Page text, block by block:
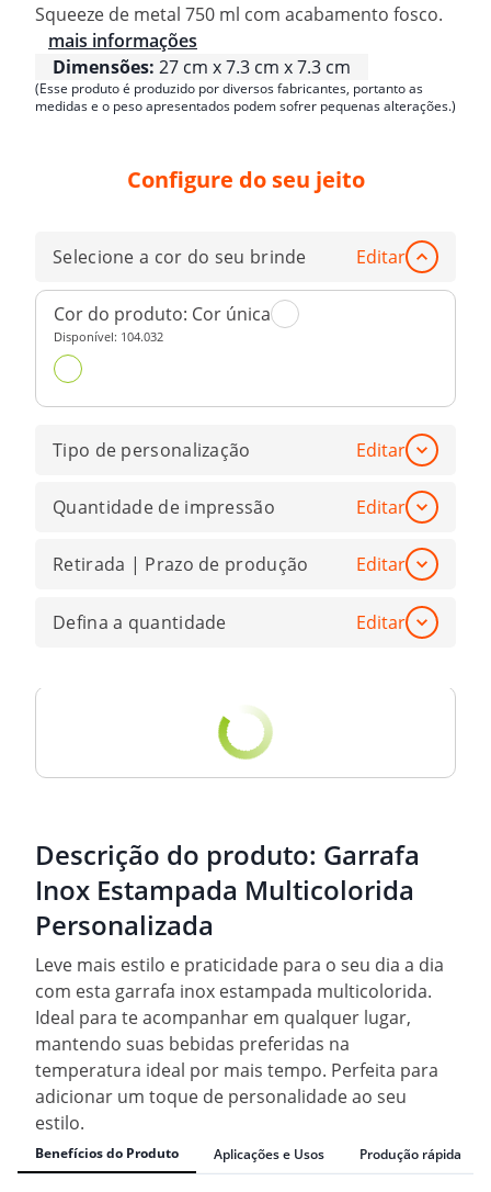
Squeeze de metal 750 ml com acabamento fosco.
mais informações
Dimensões: 27 cm x 7.3 cm x 7.3 cm
(Esse produto é produzido por diversos fabricantes, portanto as
medidas e o peso apresentados podem sofrer pequenas alterações.)
Configure do seu jeito
Selecione a cor do seu brinde Editar
Cor do produto: Cor única
Disponível: 104.032
Tipo de personalização Editar
Quantidade de impressão Editar
Retirada | Prazo de produção Editar
Defina a quantidade Editar
Descrição do produto: Garrafa
Inox Estampada Multicolorida
Personalizada
Leve mais estilo e praticidade para o seu dia a dia
com esta garrafa inox estampada multicolorida.
Ideal para te acompanhar em qualquer lugar,
mantendo suas bebidas preferidas na
temperatura ideal por mais tempo. Perfeita para
adicionar um toque de personalidade ao seu
estilo.
Benefícios do Produto Aplicações e Usos Produção rápida